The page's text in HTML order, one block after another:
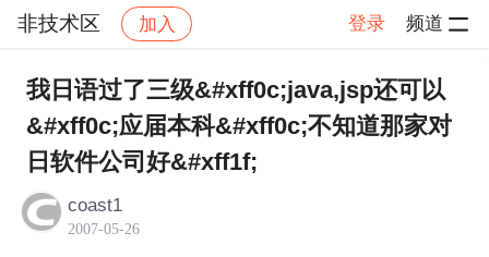
非技术区 加入 登录 频道
社区 非技术区 帖子详情
我日语过了三级&#xff0c;java,jsp还可以
&#xff0c;应届本科&#xff0c;不知道那家对
日软件公司好&#xff1f;
coast1
2007-05-26